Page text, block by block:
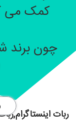
کمک می
چون برند
ربات